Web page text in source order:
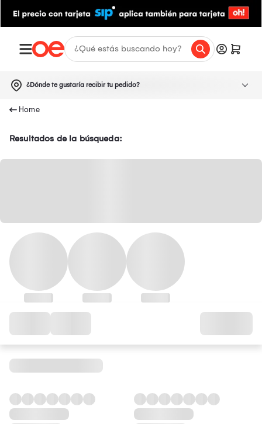
¿Dónde te gustaría recibir tu pedido?
Resultados de la búsqueda: